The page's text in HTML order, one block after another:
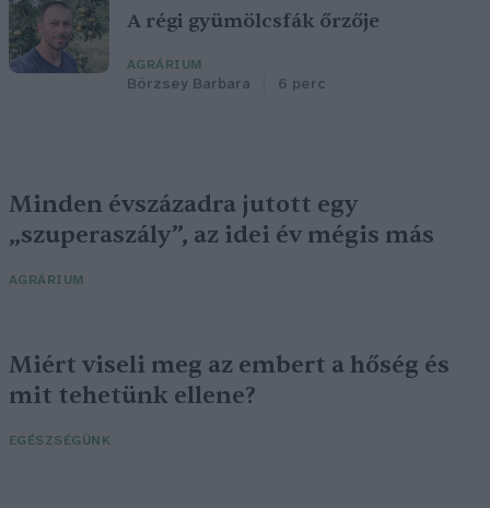
A régi gyümölcsfák őrzője
AGRÁRIUM
Börzsey Barbara 6 perc
Minden évszázadra jutott egy
„szuperaszály”, az idei év mégis más
AGRÁRIUM
Miért viseli meg az embert a hőség és
mit tehetünk ellene?
EGÉSZSÉGÜNK